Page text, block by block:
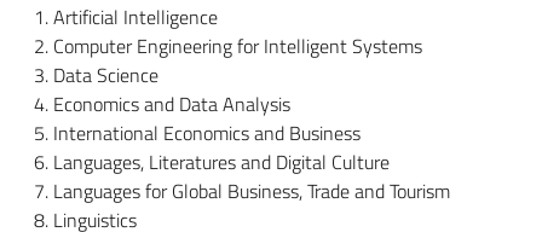
Artificial Intelligence
Computer Engineering for Intelligent Systems
Data Science
Economics and Data Analysis
International Economics and Business
Languages, Literatures and Digital Culture
Languages for Global Business, Trade and Tourism
Linguistics